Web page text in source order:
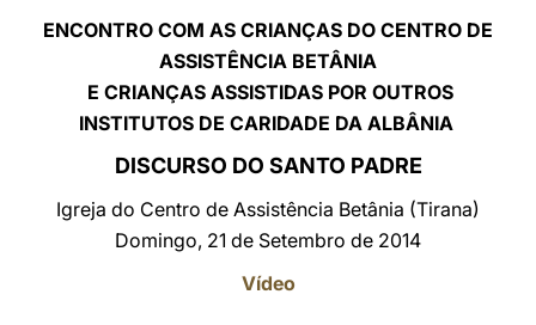
ENCONTRO COM AS CRIANÇAS DO CENTRO DE
ASSISTÊNCIA BETÂNIA
E CRIANÇAS ASSISTIDAS POR OUTROS
INSTITUTOS DE CARIDADE DA ALBÂNIA
DISCURSO DO SANTO PADRE
Igreja do Centro de Assistência Betânia (Tirana)
Domingo, 21 de Setembro de 2014
Vídeo